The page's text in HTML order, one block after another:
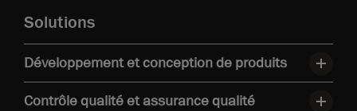
Solutions
Développement et conception de produits
Contrôle qualité et assurance qualité